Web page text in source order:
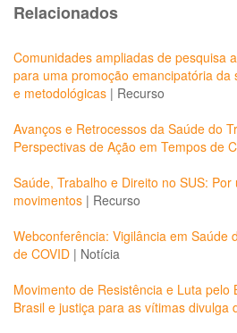
Relacionados
Comunidades ampliadas de pesquisa
para uma promoção emancipatória da
e metodológicas | Recurso
Avanços e Retrocessos da Saúde do
Perspectivas de Ação em Tempos de
Saúde, Trabalho e Direito no SUS:
movimentos | Recurso
Webconferência: Vigilância em Saúde
de COVID | Notícia
Movimento de Resistência e Luta pelo
Brasil e justiça para as vítimas divulga